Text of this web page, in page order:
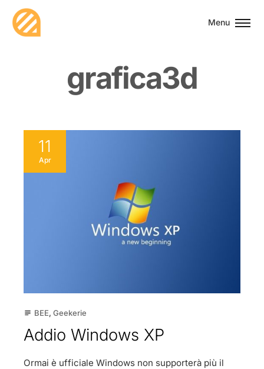
Menu
grafica3d
11
Apr
subject BEE, Geekerie
Addio Windows XP
Ormai è ufficiale Windows non supporterà più il